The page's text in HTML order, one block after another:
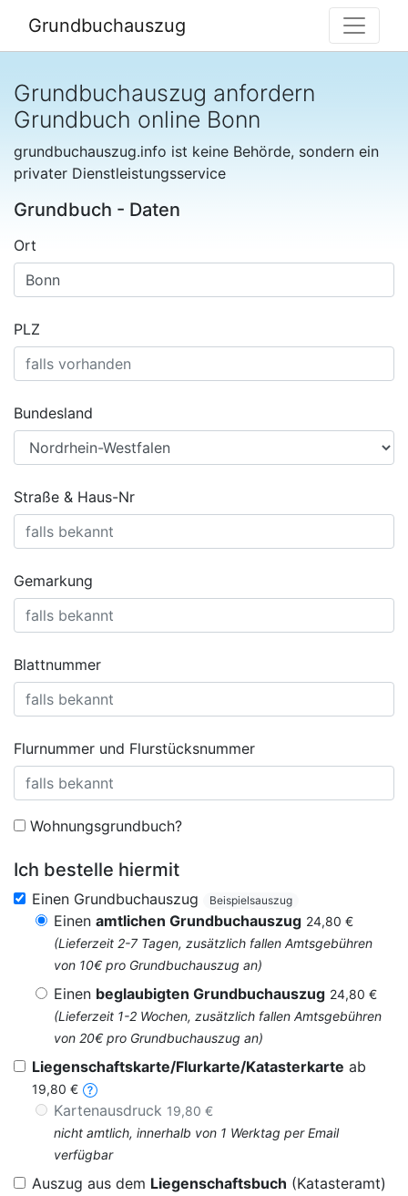
Grundbuchauszug
Grundbuchauszug anfordern
Grundbuch online Bonn
grundbuchauszug.info ist keine Behörde, sondern ein
privater Dienstleistungsservice
Grundbuch - Daten
Ort
PLZ
Bundesland
Straße & Haus-Nr
Gemarkung
Blattnummer
Flurnummer und Flurstücksnummer
Wohnungsgrundbuch?
Ich bestelle hiermit
Einen Grundbuchauszug Beispielsauszug
Einen amtlichen Grundbuchauszug 24,80 €
(Lieferzeit 2-7 Tagen, zusätzlich fallen Amtsgebühren
von 10€ pro Grundbuchauszug an)
Einen beglaubigten Grundbuchauszug 24,80 €
(Lieferzeit 1-2 Wochen, zusätzlich fallen Amtsgebühren
von 20€ pro Grundbuchauszug an)
Liegenschaftskarte/Flurkarte/Katasterkarte ab
19,80 €
Kartenausdruck 19,80 €
nicht amtlich, innerhalb von 1 Werktag per Email
verfügbar
Auszug aus dem Liegenschaftsbuch (Katasteramt)